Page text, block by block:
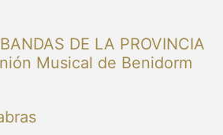
DE LA PROVINCIA
Musical de Benidorm